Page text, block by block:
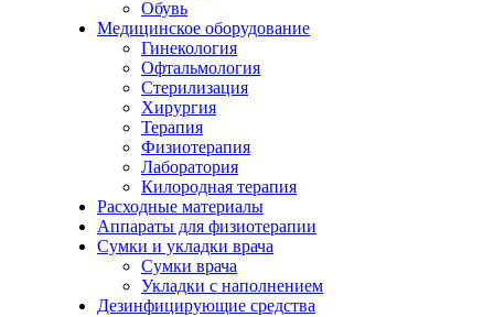
Обувь
Медицинское оборудование
Гинекология
Офтальмология
Стерилизация
Хирургия
Терапия
Физиотерапия
Лаборатория
Килородная терапия
Расходные материалы
Аппараты для физиотерапии
Сумки и укладки врача
Сумки врача
Укладки с наполнением
Дезинфицирующие средства